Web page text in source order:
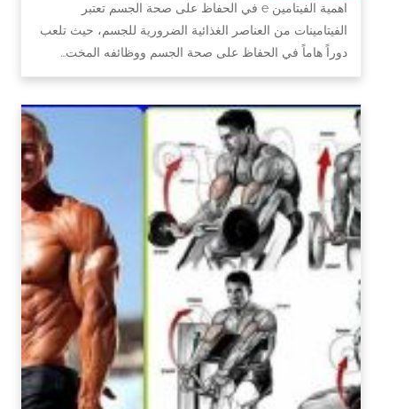
اهمية الفيتامين e في الحفاظ على صحة الجسم تعتبر
الفيتامينات من العناصر الغذائية الضرورية للجسم، حيث تلعب
دوراً هاماً في الحفاظ على صحة الجسم ووظائفه المخت…